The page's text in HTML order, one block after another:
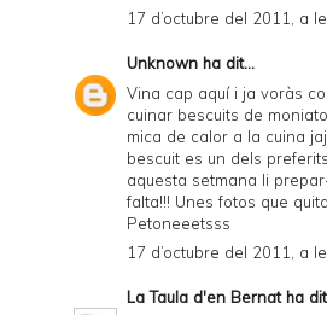
17 d’octubre del 2011, a
Unknown ha dit...
Vina cap aquí i ja voràs
cuinar bescuits de
mica de calor a la cuina
bescuit es un dels preferits
aquesta setmana li
falta!!! Unes fotos que
Petoneeetsss
17 d’octubre del 2011, a
La Taula d'en Bernatha